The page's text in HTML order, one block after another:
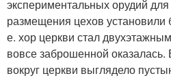
экспериментальных орудий
размещения цехов установили
е. хор церкви стал
вовсе заброшенной
вокруг церкви выглядело